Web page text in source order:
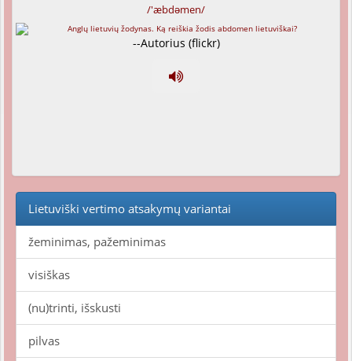
/'æbdəmen/
--Autorius (flickr)
Lietuviški vertimo atsakymų variantai
žeminimas, pažeminimas
visiškas
(nu)trinti, išskusti
pilvas